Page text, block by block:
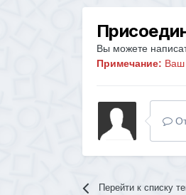
Вы можете
Примечание: Ваш
Перейти к списку